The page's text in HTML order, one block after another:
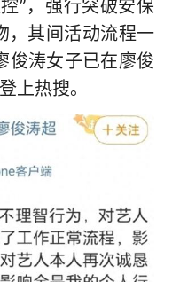
”，强行突破安保
，其间活动流程一
俊涛女子已在廖俊
上热搜。